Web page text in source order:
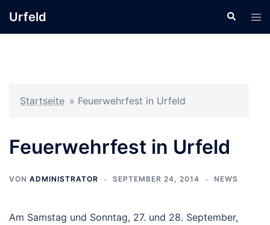
InhaltUrfeld Suche
Startseite » Feuerwehrfest in Urfeld
Feuerwehrfest in Urfeld
VON ADMINISTRATOR SEPTEMBER 24, 2014 NEWS
Am Samstag und Sonntag, 27. und 28. September,